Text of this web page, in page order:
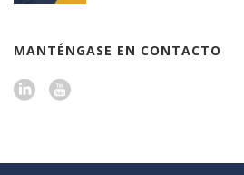
MANTÉNGASE EN CONTACTO